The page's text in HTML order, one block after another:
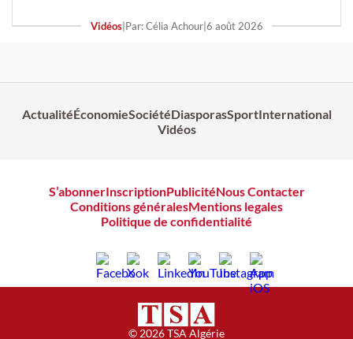
Vidéos| Par: Célia Achour| 6 août 2026
ActualitéÉconomieSociétéDiasporasSportInternational
Vidéos
S’abonnerInscriptionPublicitéNous Contacter
Conditions généralesMentions legales
Politique de confidentialité
© 2026 TSA Algérie